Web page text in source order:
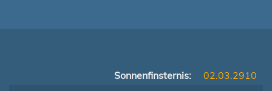
Sonnenfinsternis:
02.03.2910